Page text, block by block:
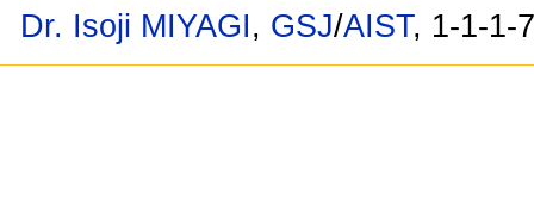
Dr. Isoji MIYAGI, GSJ/AIST, 1-1-1-